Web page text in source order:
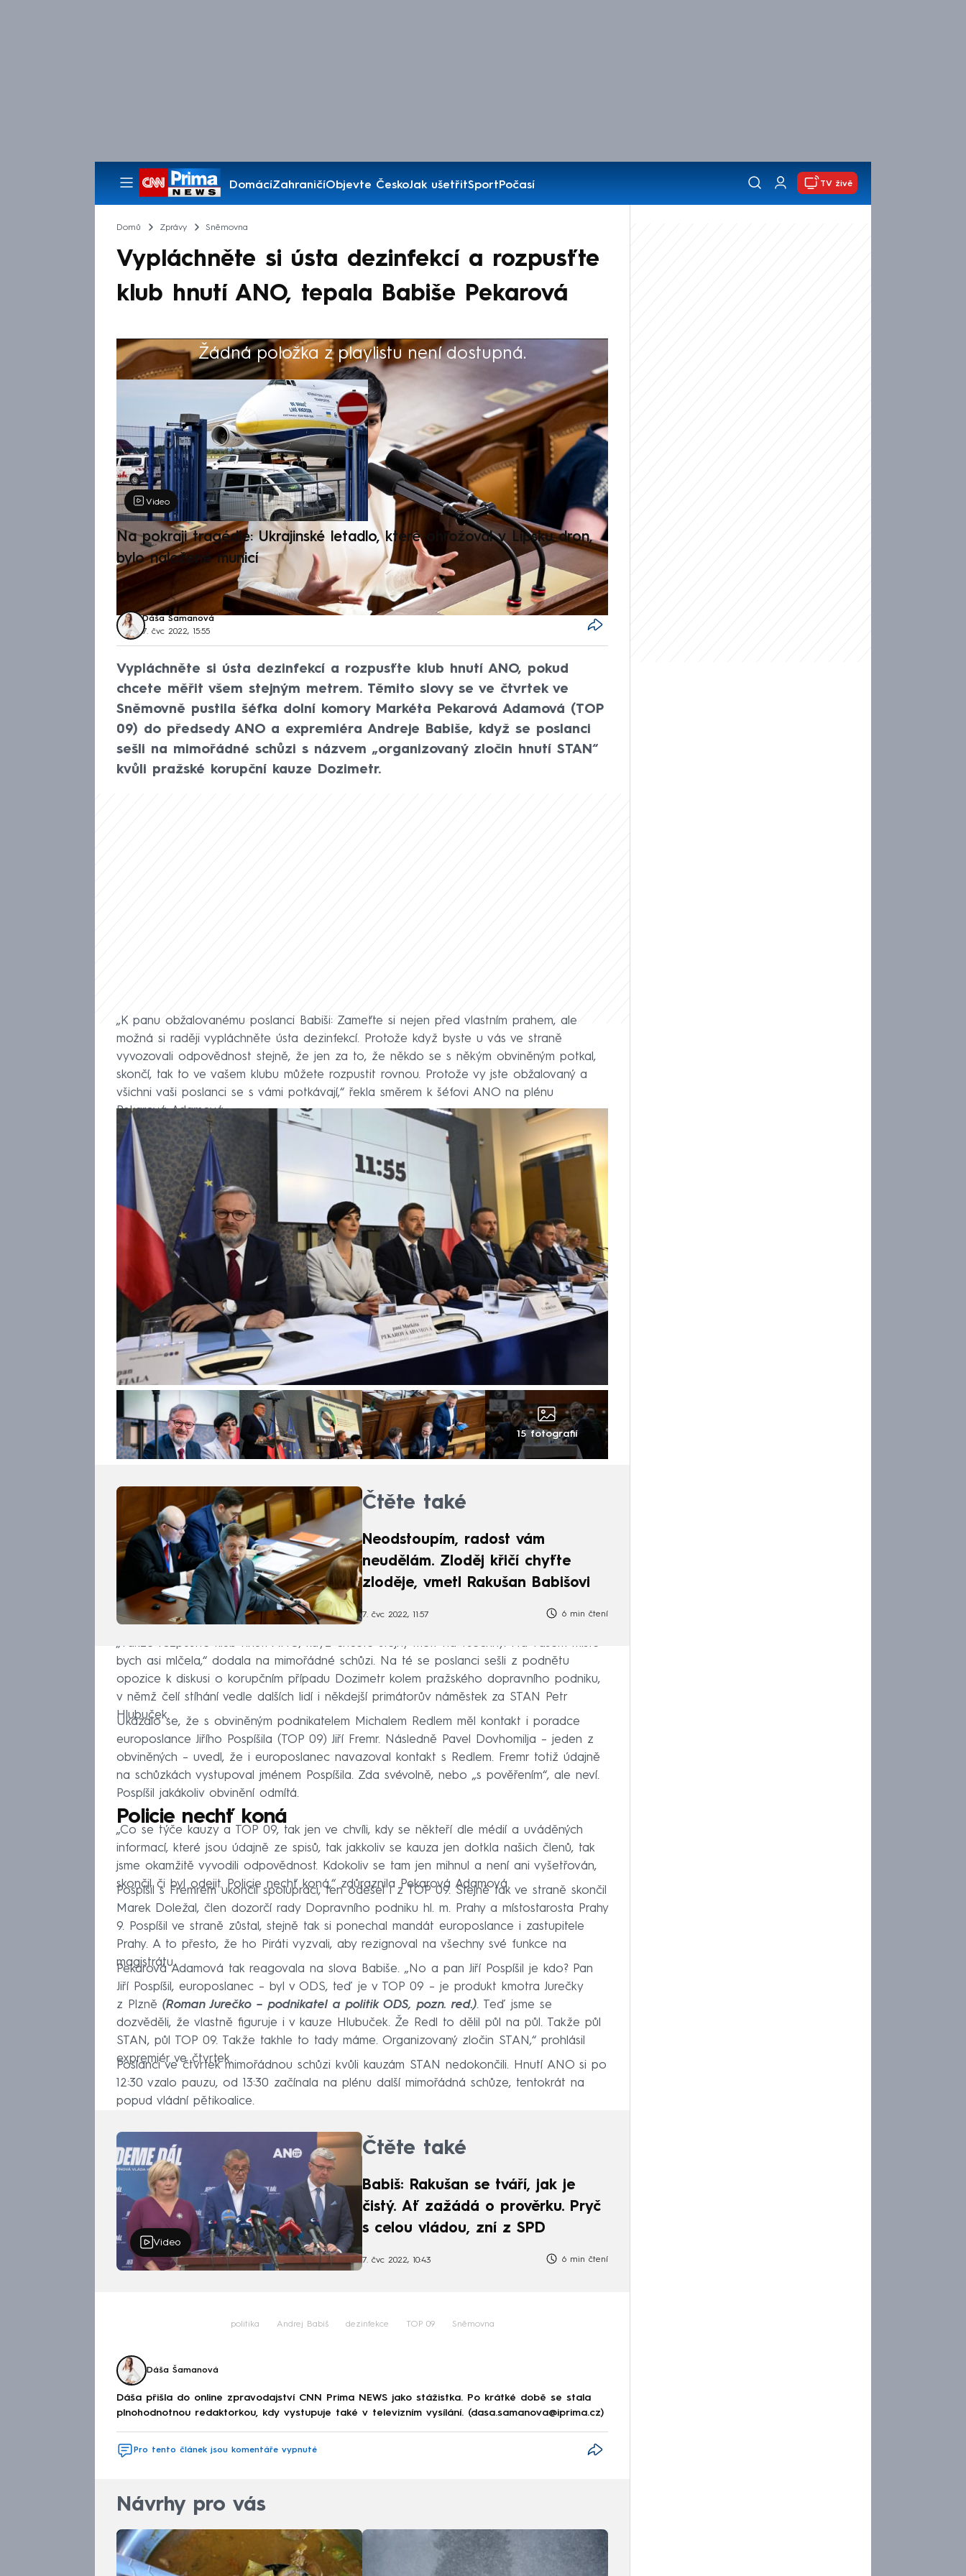
DomácíZahraničíObjevte ČeskoJak ušetřitSportPočasí
Pořady
TV živě
Domů Zprávy Sněmovna
Vypláchněte si ústa dezinfekcí a rozpusťte
klub hnutí ANO, tepala Babiše Pekarová
Žádná položka z playlistu není dostupná.
Výběr redakce
Video
Na pokraji tragédie: Ukrajinské letadlo, které ohrožoval v Lipsku dron,
bylo naložené municí
Dáša Šamanová
7. čvc 2022, 15:55
Vypláchněte si ústa dezinfekcí a rozpusťte klub hnutí ANO, pokud
chcete měřit všem stejným metrem. Těmito slovy se ve čtvrtek ve
Sněmovně pustila šéfka dolní komory Markéta Pekarová Adamová (TOP
09) do předsedy ANO a expremiéra Andreje Babiše, když se poslanci
sešli na mimořádné schůzi s názvem „organizovaný zločin hnutí STAN“
kvůli pražské korupční kauze Dozimetr.
„K panu obžalovanému poslanci Babiši: Zameťte si nejen před vlastním prahem, ale
možná si raději vypláchněte ústa dezinfekcí. Protože když byste u vás ve straně
vyvozovali odpovědnost stejně, že jen za to, že někdo se s někým obviněným potkal,
skončí, tak to ve vašem klubu můžete rozpustit rovnou. Protože vy jste obžalovaný a
všichni vaši poslanci se s vámi potkávají,“ řekla směrem k šéfovi ANO na plénu
Pekarová Adamová.
15 fotografií
Čtěte také
Neodstoupím, radost vám
neudělám. Zloděj křičí chyťte
zloděje, vmetl Rakušan Babišovi
7. čvc 2022, 11:57 6 min čtení
„Takže rozpusťte klub hnutí ANO, když chcete stejný metr na všechny. Na vašem místě
bych asi mlčela,“ dodala na mimořádné schůzi. Na té se poslanci sešli z podnětu
opozice k diskusi o korupčním případu Dozimetr kolem pražského dopravního podniku,
v němž čelí stíhání vedle dalších lidí i někdejší primátorův náměstek za STAN Petr
Hlubuček.
Ukázalo se, že s obviněným podnikatelem Michalem Redlem měl kontakt i poradce
europoslance Jiřího Pospíšila (TOP 09) Jiří Fremr. Následně Pavel Dovhomilja – jeden z
obviněných – uvedl, že i europoslanec navazoval kontakt s Redlem. Fremr totiž údajně
na schůzkách vystupoval jménem Pospíšila. Zda svévolně, nebo „s pověřením“, ale neví.
Pospíšil jakákoliv obvinění odmítá.
Policie nechť koná
„Co se týče kauzy a TOP 09, tak jen ve chvíli, kdy se někteří dle médií a uváděných
informací, které jsou údajně ze spisů, tak jakkoliv se kauza jen dotkla našich členů, tak
jsme okamžitě vyvodili odpovědnost. Kdokoliv se tam jen mihnul a není ani vyšetřován,
skončil či byl odejit. Policie nechť koná,“ zdůraznila Pekarová Adamová.
Pospíšil s Fremrem ukončil spolupráci, ten odešel i z TOP 09. Stejně tak ve straně skončil
Marek Doležal, člen dozorčí rady Dopravního podniku hl. m. Prahy a místostarosta Prahy
9. Pospíšil ve straně zůstal, stejně tak si ponechal mandát europoslance i zastupitele
Prahy. A to přesto, že ho Piráti vyzvali, aby rezignoval na všechny své funkce na
magistrátu.
Pekarová Adamová tak reagovala na slova Babiše. „No a pan Jiří Pospíšil je kdo? Pan
Jiří Pospíšil, europoslanec – byl v ODS, teď je v TOP 09 – je produkt kmotra Jurečky
z Plzně (Roman Jurečko – podnikatel a politik ODS, pozn. red.). Teď jsme se
dozvěděli, že vlastně figuruje i v kauze Hlubuček. Že Redl to dělil půl na půl. Takže půl
STAN, půl TOP 09. Takže takhle to tady máme. Organizovaný zločin STAN,“ prohlásil
expremiér ve čtvrtek.
Poslanci ve čtvrtek mimořádnou schůzi kvůli kauzám STAN nedokončili. Hnutí ANO si po
12:30 vzalo pauzu, od 13:30 začínala na plénu další mimořádná schůze, tentokrát na
popud vládní pětikoalice.
Video
Čtěte také
Babiš: Rakušan se tváří, jak je
čistý. Ať zažádá o prověrku. Pryč
s celou vládou, zní z SPD
7. čvc 2022, 10:43 6 min čtení
politika Andrej Babiš dezinfekce TOP 09 Sněmovna
Dáša Šamanová
Dáša přišla do online zpravodajství CNN Prima NEWS jako stážistka. Po krátké době se stala
plnohodnotnou redaktorkou, kdy vystupuje také v televizním vysílání. (dasa.samanova@iprima.cz)
Pro tento článek jsou komentáře vypnuté
Návrhy pro vás